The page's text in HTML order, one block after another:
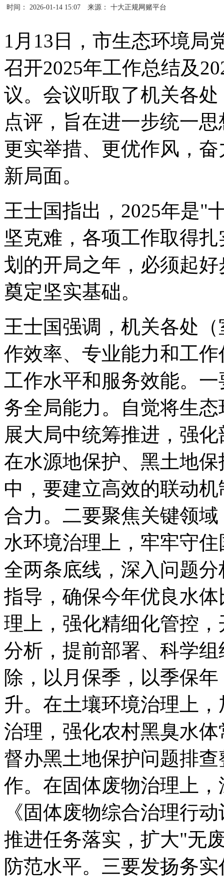
时间： 2026-01-14 15:07 来源： 十大正规网赌平台
1月13日，市生态环境局
召开2025年工作总结及
议。会议听取了机关各
点评，旨在进一步统一
更实举措、更优作风，
新局面。
王士国指出，2025年是"
坚克难，各项工作取得
划的开局之年，必须起
奠定坚实基础。
王士国强调，机关各处
作效率、专业能力和工
工作水平和服务效能。
务全局能力。自觉将生
展大局中统筹推进，强
在水源地保护、黑土地
中，要建立高效的联动
合力。二要聚焦关键领
水环境治理上，牢牢守
全两条底线，深入问题
指导，确保今年优良水
理上，强化精细化管控
分析，提前部署、科学
除，以月保季，以季保
升。在土壤环境治理上
治理，强化农村黑臭水
督办黑土地保护问题排
作。在固体废物治理上
《固体废物综合治理行
推进任务落实，扩大"无
防范水平。三要发扬务